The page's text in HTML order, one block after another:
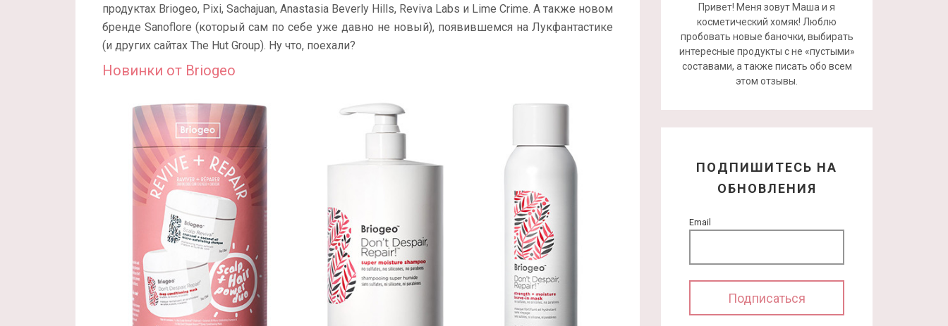
продуктах Briogeo, Pixi, Sachajuan, Anastasia Beverly Hills, Reviva Labs и Lime Crime. А также новом
бренде Sanoflore (который сам по себе уже давно не новый), появившемся на Лукфантастике
(и других сайтах The Hut Group). Ну что, поехали?
Новинки от Briogeo
Привет! Меня зовут Маша и я
косметический хомяк! Люблю
пробовать новые баночки, выбирать
интересные продукты с не «пустыми»
составами, а также писать обо всем
этом отзывы.
ПОДПИШИТЕСЬ НА
ОБНОВЛЕНИЯ
Email